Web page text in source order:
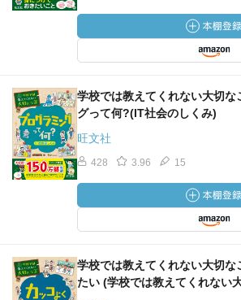
学校では教えてくれない大切
グって何?(IT社会のしくみ)
旺文社
428 3.96 15
学校では教えてくれない大切な
たい (学校では教えてくれない